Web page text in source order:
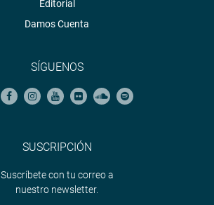
Editorial
Damos Cuenta
SÍGUENOS
SUSCRIPCIÓN
Suscríbete con tu correo a
nuestro newsletter.